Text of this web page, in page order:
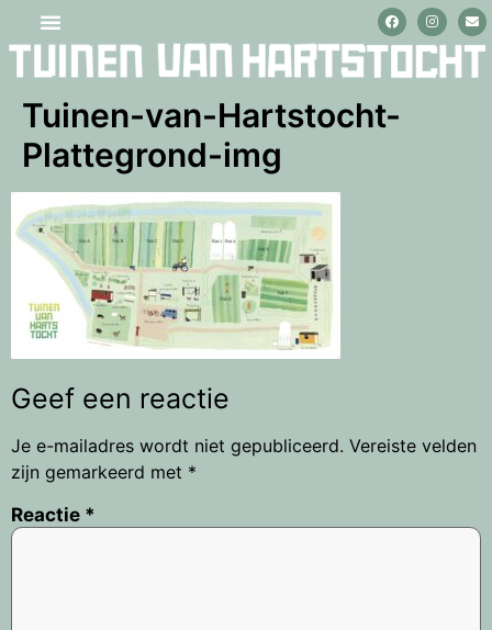
Tuinen-van-Hartstocht-
Plattegrond-img
Geef een reactie
Je e-mailadres wordt niet gepubliceerd. Vereiste velden
zijn gemarkeerd met *
Reactie *